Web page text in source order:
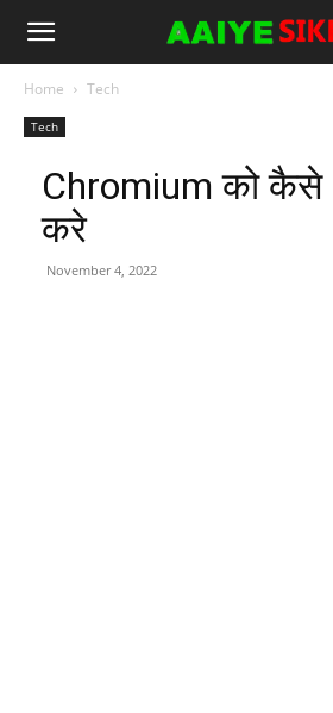
Home Tech
Tech
Chromium को कैसे
करे
November 4, 2022